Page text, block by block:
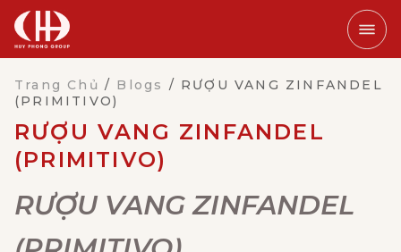
Trang Chủ / Blogs / RƯỢU VANG ZINFANDEL
(PRIMITIVO)
RƯỢU VANG ZINFANDEL
(PRIMITIVO)
RƯỢU VANG ZINFANDEL